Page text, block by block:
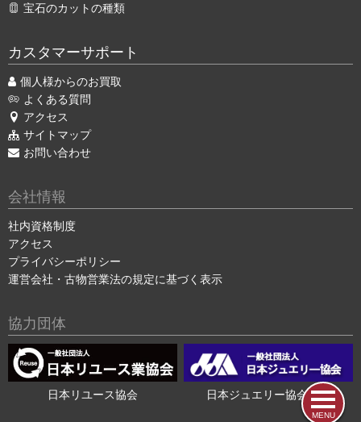
MENU
宝石のカットの種類
カスタマーサポート
個人様からのお買取
よくある質問
アクセス
サイトマップ
お問い合わせ
会社情報
社内資格制度
アクセス
プライバシーポリシー
運営会社・古物営業法の規定に基づく表示
協力団体
日本リユース協会 日本ジュエリー協会会員